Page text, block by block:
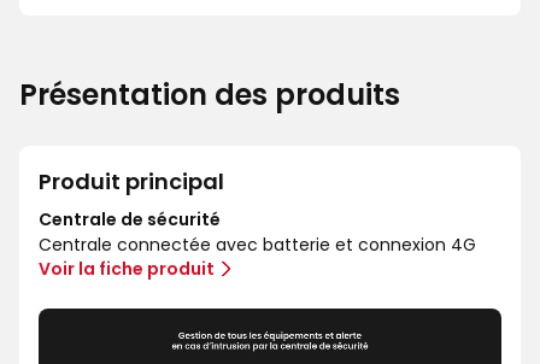
Présentation des produits
Produit principal
Centrale de sécurité
Centrale connectée avec batterie et connexion 4G
Voir la fiche produit